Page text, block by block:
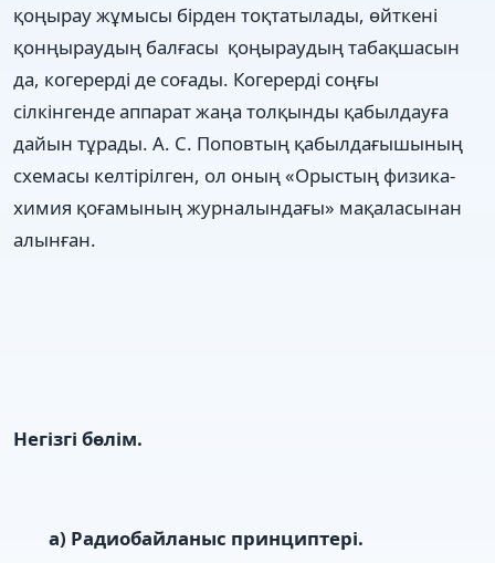
қоңырау жұмысы бірден тоқтатылады, өйткені
қонңыраудың балғасы қоңыраудың табақшасын
да, когерерді де соғады. Когерерді соңғы
сілкінгенде аппарат жаңа толқынды қабылдауға
дайын тұрады. А. С. Поповтың қабылдағышының
схемасы келтірілген, ол оның «Орыстың физика-
химия қоғамының журналындағы» мақаласынан
алынған.
Негізгі бөлім.
а) Радиобайланыс принциптері.